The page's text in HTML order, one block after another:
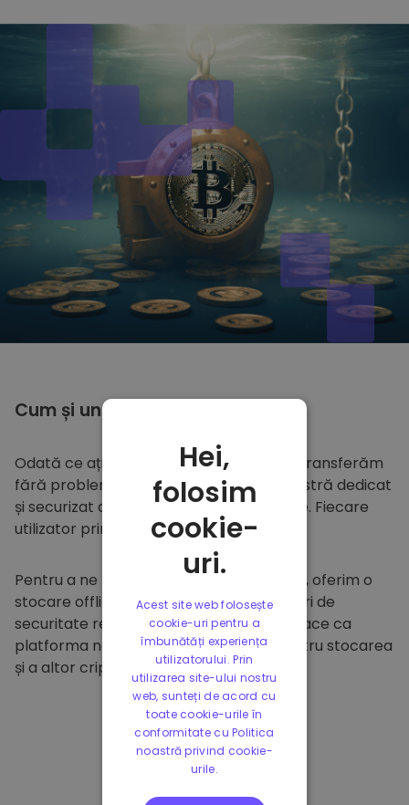
Cum și unde să
Odată ce ați cumpărat peKriptomat
, îl transferăm
fără probleme în portofelul dumneavoastră dedicat
și securizat din cadrul platformei noastre. Fiecare
utilizator primește un portofel individual.
Pentru a ne proteja clienții și fondurile lor, oferim o
stocare offline sigură și efectuăm audituri de
securitate regulate. Această abordare face ca
platforma noastră să fie un paradis pentru stocarea
și a altor criptomonede.
Hei,
folosim
cookie-
uri.
Acest site web folosește
cookie-uri pentru a
îmbunătăți experiența
utilizatorului. Prin
utilizarea site-ului nostru
web, sunteți de acord cu
toate cookie-urile în
conformitate cu Politica
noastră privind cookie-
urile.